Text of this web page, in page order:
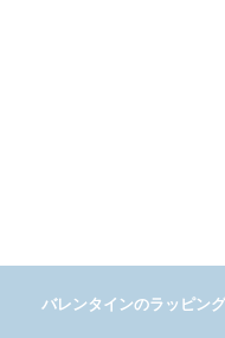
バレンタインのラッピン